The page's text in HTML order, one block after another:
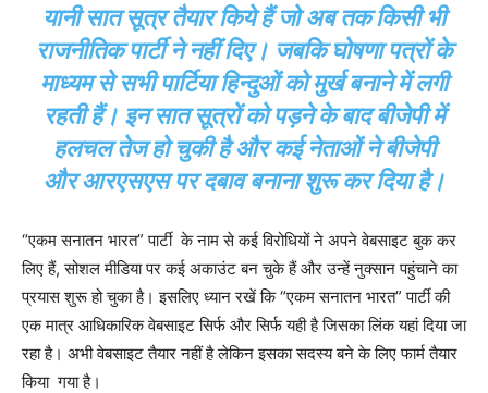
यानी सात सूत्र तैयार किये हैं जो अब तक किसी भी
राजनीतिक पार्टी ने नहीं दिए। जबकि घोषणा पत्रों के
माध्यम से सभी पार्टिया हिन्दुओं को मुर्ख बनाने में लगी
रहती हैं। इन सात सूत्रों को पड़ने के बाद बीजेपी में
हलचल तेज हो चुकी है और कई नेताओं ने बीजेपी
और आरएसएस पर दबाव बनाना शुरू कर दिया है।
“एकम सनातन भारत” पार्टी के नाम से कई विरोधियों ने अपने वेबसाइट बुक कर
लिए हैं, सोशल मीडिया पर कई अकाउंट बन चुके हैं और उन्हें नुक्सान पहुंचाने का
प्रयास शुरू हो चुका है। इसलिए ध्यान रखें कि “एकम सनातन भारत” पार्टी की
एक मात्र आधिकारिक वेबसाइट सिर्फ और सिर्फ यही है जिसका लिंक यहां दिया जा
रहा है। अभी वेबसाइट तैयार नहीं है लेकिन इसका सदस्य बने के लिए फार्म तैयार
किया गया है।